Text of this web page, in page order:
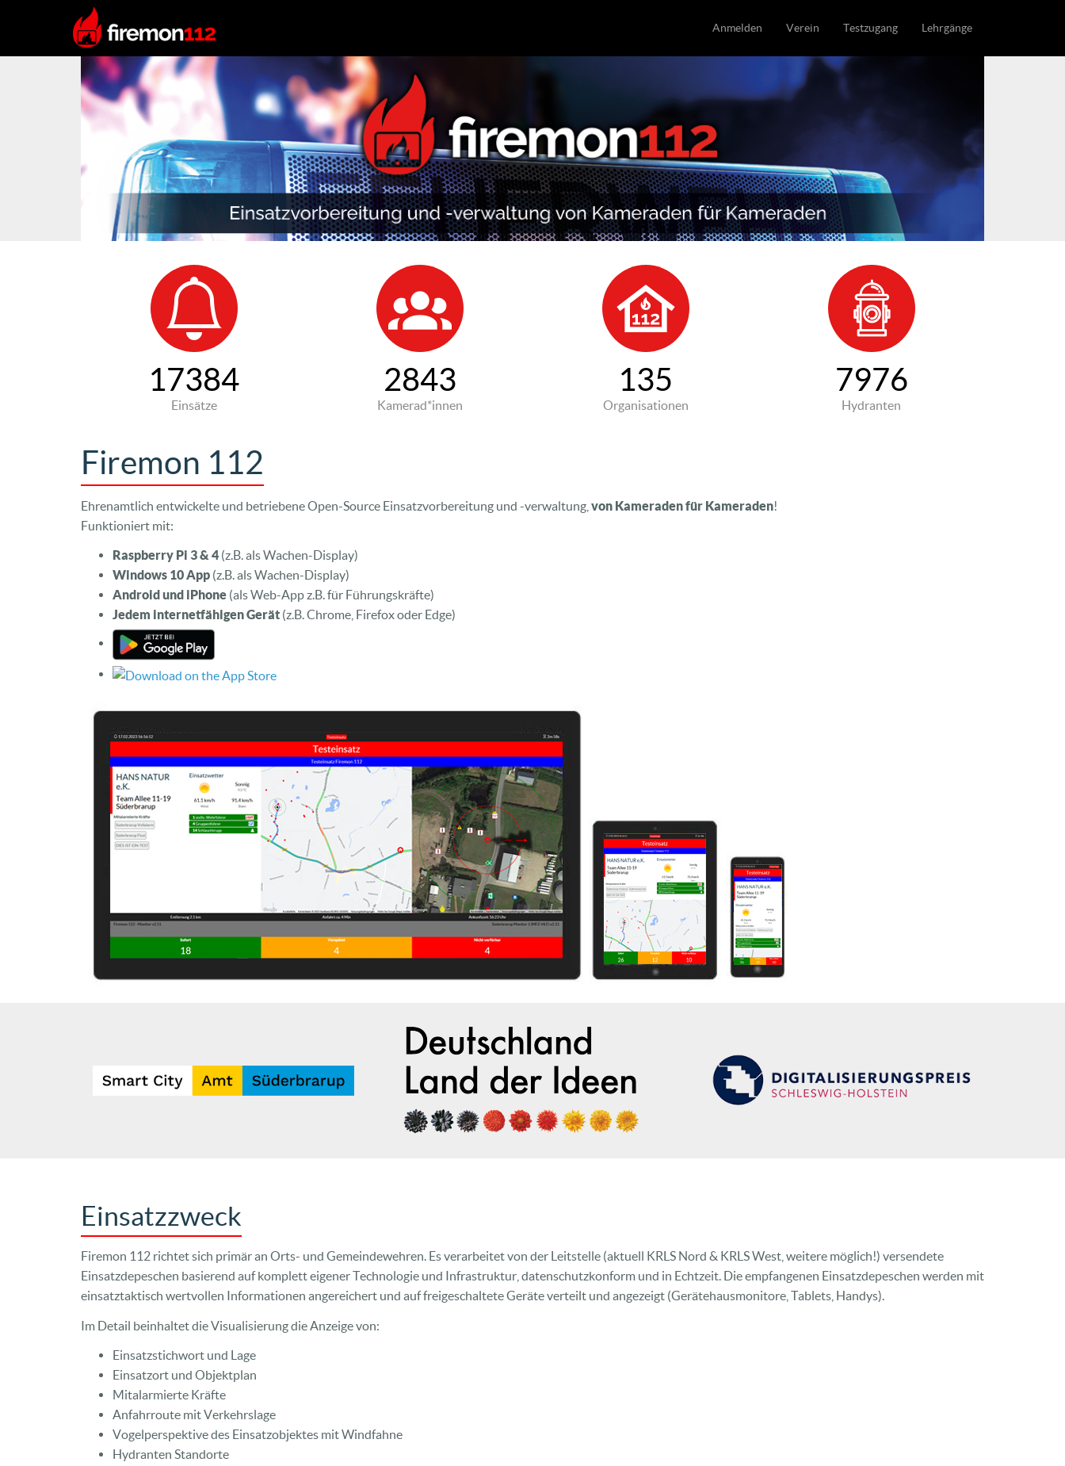
Anmelden Verein Testzugang Lehrgänge
17384
Einsätze
2843
Kamerad*innen
135
Organisationen
7976
Hydranten
Firemon 112
Ehrenamtlich entwickelte und betriebene Open-Source Einsatzvorbereitung und -verwaltung, von Kameraden für Kameraden!
Funktioniert mit:
Raspberry Pi 3 & 4 (z.B. als Wachen-Display)
Windows 10 App (z.B. als Wachen-Display)
Android und iPhone (als Web-App z.B. für Führungskräfte)
Jedem internetfähigen Gerät (z.B. Chrome, Firefox oder Edge)
Einsatzzweck
Firemon 112 richtet sich primär an Orts- und Gemeindewehren. Es verarbeitet von der Leitstelle (aktuell KRLS Nord & KRLS West, weitere möglich!) versendete
Einsatzdepeschen basierend auf komplett eigener Technologie und Infrastruktur, datenschutzkonform und in Echtzeit. Die empfangenen Einsatzdepeschen werden mit
einsatztaktisch wertvollen Informationen angereichert und auf freigeschaltete Geräte verteilt und angezeigt (Gerätehausmonitore, Tablets, Handys).
Im Detail beinhaltet die Visualisierung die Anzeige von:
Einsatzstichwort und Lage
Einsatzort und Objektplan
Mitalarmierte Kräfte
Anfahrroute mit Verkehrslage
Vogelperspektive des Einsatzobjektes mit Windfahne
Hydranten Standorte